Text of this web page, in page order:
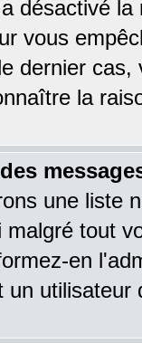
désactivé
vous
dernier
la
une liste
tout
en